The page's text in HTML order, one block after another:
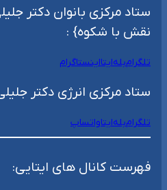
ستاد مرکزی بانوان دکتر
نقش با شکوه} :
تلگرامبلهایتااینستاگرام
ستاد مرکزی انرژی دکتر
تلگرامبلهایتاواتساپ
فهرست کانال های ایتایی: